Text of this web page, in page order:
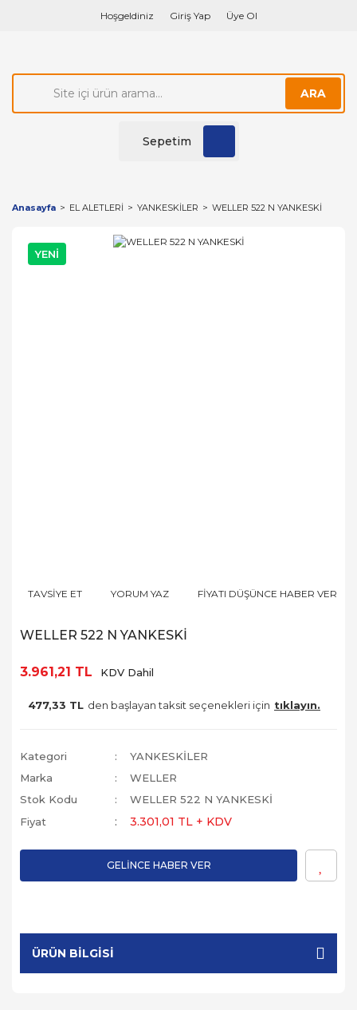
Hoşgeldiniz Giriş Yap Üye Ol
ARA
Sepetim
Anasayfa EL ALETLERİ YANKESKİLER WELLER 522 N YANKESKİ
YENİ
TAVSİYE ET YORUM YAZ FİYATI DÜŞÜNCE HABER VER
WELLER 522 N YANKESKİ
3.961,21 TL KDV Dahil
477,33 TL den başlayan taksit seçenekleri için tıklayın.
Kategori
YANKESKİLER
Marka
WELLER
Stok Kodu
WELLER 522 N YANKESKİ
Fiyat
3.301,01 TL + KDV
GELİNCE HABER VER
ÜRÜN BILGISI